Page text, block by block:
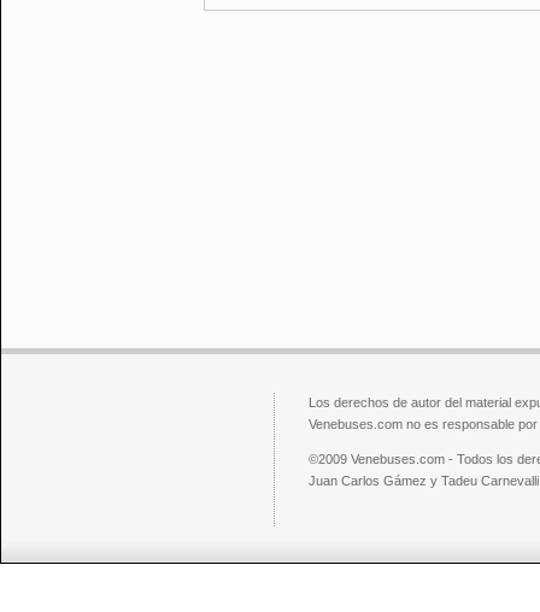
Los derechos de autor del material
Venebuses.com no es responsable
©2009 Venebuses.com - Todos los
Juan Carlos Gámez y Tadeu Carnevalli